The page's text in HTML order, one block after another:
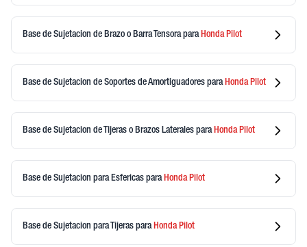
Base de Sujetacion de Brazo o Barra Tensorapara HondaPilot
Base de Sujetacion de Soportes de Amortiguadores para HondaPilot
Base de Sujetacion de Tijeras o Brazos Laterales para HondaPilot
Base de Sujetacion para Esfericas para HondaPilot
Base de Sujetacion para Tijeras para HondaPilot